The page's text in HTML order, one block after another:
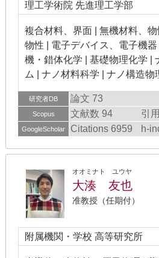
理工学術院 先進理工学部
複合材料、界面 | 無機材料、
物性 | 電子デバイス、電子機
機・錯体化学 | 基礎物理化学 |
ム | ナノ材料科学 | ナノ構造物
研究者DB 論文 73
Scopus 文献数 94 引
GoogleScholar Citations 6959 h-
オオミナト ユウヤ
大湊 友也
准教授（任期付）
附属機関・学校 高等研究所